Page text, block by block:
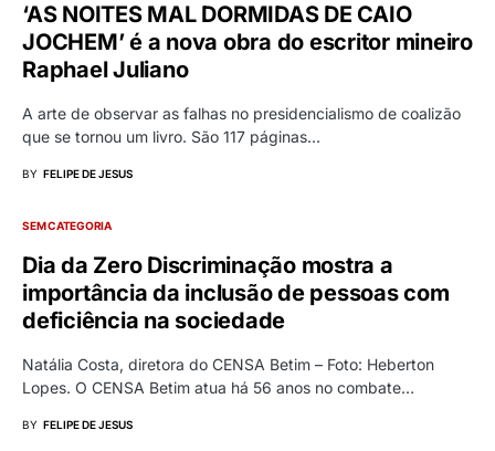
‘AS NOITES MAL DORMIDAS DE CAIO
JOCHEM’ é a nova obra do escritor mineiro
Raphael Juliano
A arte de observar as falhas no presidencialismo de coalizão
que se tornou um livro. São 117 páginas…
BY FELIPE DE JESUS
SEM CATEGORIA
Dia da Zero Discriminação mostra a
importância da inclusão de pessoas com
deficiência na sociedade
Natália Costa, diretora do CENSA Betim – Foto: Heberton
Lopes. O CENSA Betim atua há 56 anos no combate…
BY FELIPE DE JESUS